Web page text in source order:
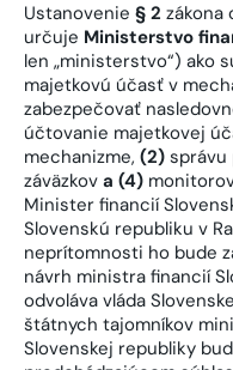
Ustanovenie § 2 zákona
určuje Ministerstvo
len „ministerstvo“) ako
majetkovú účasť v
zabezpečovať
účtovanie majetkovej
mechanizme, (2) správu
záväzkov a (4)
Minister financií
Slovenskú republiku v
neprítomnosti ho bude
návrh ministra financií
odvoláva vláda
štátnych tajomníkov
Slovenskej republiky